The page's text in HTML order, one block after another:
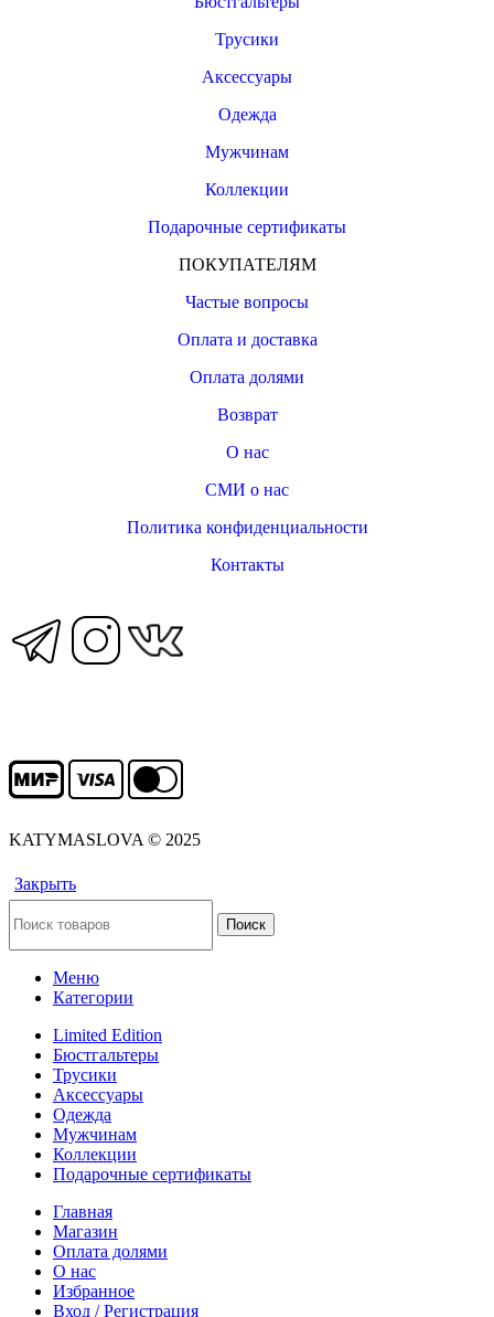
Трусики
Аксессуары
Одежда
Мужчинам
Коллекции
Подарочные сертификаты
ПОКУПАТЕЛЯМ
Частые вопросы
Оплата и доставка
Оплата долями
Возврат
О нас
СМИ о нас
Политика конфиденциальности
Контакты
KATYMASLOVA © 2025
Закрыть
Поиск
Меню
Категории
Limited Edition
Бюстгальтеры
Трусики
Аксессуары
Одежда
Мужчинам
Коллекции
Подарочные сертификаты
Главная
Магазин
Оплата долями
О нас
Избранное
Вход / Регистрация